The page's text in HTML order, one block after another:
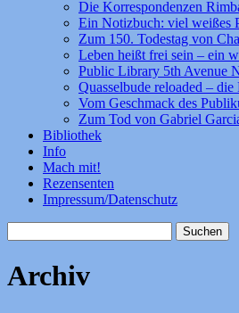
Die Korrespondenzen
Ein Notizbuch: viel weißes
Zum 150. Todestag von
Leben heißt frei sein – ein
Public Library 5th Avenue
Quasselbude reloaded –
Vom Geschmack des
Zum Tod von Gabriel
Bibliothek
Info
Mach mit!
Rezensenten
Impressum/Datenschutz
nach:
Archiv